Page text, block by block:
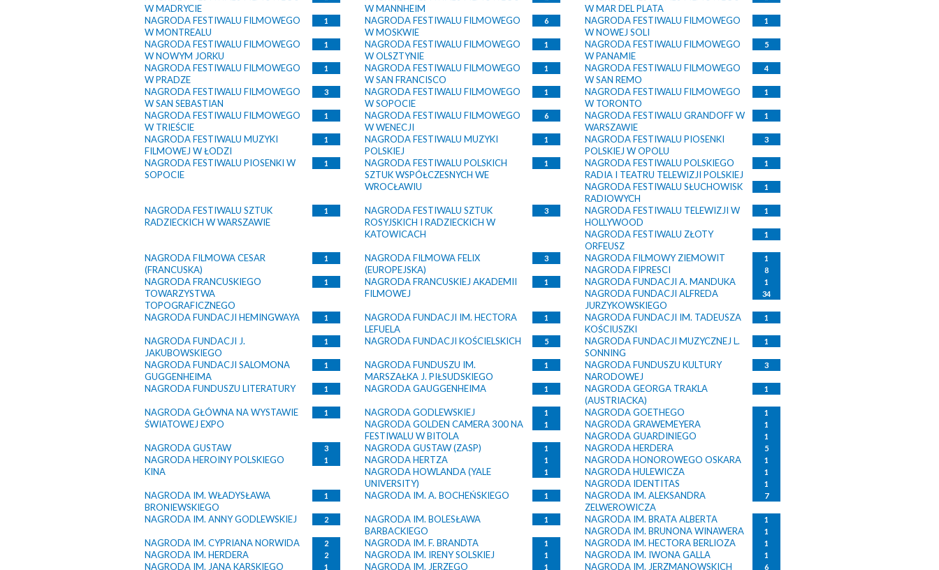
W MADRYCIE
W MANNHEIM
W MAR DEL PLATA
NAGRODA FESTIWALU FILMOWEGO
W MONTREALU
1
NAGRODA FESTIWALU FILMOWEGO
W MOSKWIE
6
NAGRODA FESTIWALU FILMOWEGO
W NOWEJ SOLI
1
NAGRODA FESTIWALU FILMOWEGO
W NOWYM JORKU
1
NAGRODA FESTIWALU FILMOWEGO
W OLSZTYNIE
1
NAGRODA FESTIWALU FILMOWEGO
W PANAMIE
5
NAGRODA FESTIWALU FILMOWEGO
W PRADZE
1
NAGRODA FESTIWALU FILMOWEGO
W SAN FRANCISCO
1
NAGRODA FESTIWALU FILMOWEGO
W SAN REMO
4
NAGRODA FESTIWALU FILMOWEGO
W SAN SEBASTIAN
3
NAGRODA FESTIWALU FILMOWEGO
W SOPOCIE
1
NAGRODA FESTIWALU FILMOWEGO
W TORONTO
1
NAGRODA FESTIWALU FILMOWEGO
W TRIEŚCIE
1
NAGRODA FESTIWALU FILMOWEGO
W WENECJI
6
NAGRODA FESTIWALU GRANDOFF W
WARSZAWIE
1
NAGRODA FESTIWALU MUZYKI
FILMOWEJ W ŁODZI
1
NAGRODA FESTIWALU MUZYKI
POLSKIEJ
1
NAGRODA FESTIWALU PIOSENKI
POLSKIEJ W OPOLU
3
NAGRODA FESTIWALU PIOSENKI W
SOPOCIE
1
NAGRODA FESTIWALU POLSKICH
SZTUK WSPÓŁCZESNYCH WE
WROCŁAWIU
1
NAGRODA FESTIWALU POLSKIEGO
RADIA I TEATRU TELEWIZJI POLSKIEJ
1
NAGRODA FESTIWALU SŁUCHOWISK
RADIOWYCH
1
NAGRODA FESTIWALU SZTUK
RADZIECKICH W WARSZAWIE
1
NAGRODA FESTIWALU SZTUK
ROSYJSKICH I RADZIECKICH W
KATOWICACH
3
NAGRODA FESTIWALU TELEWIZJI W
HOLLYWOOD
1
NAGRODA FESTIWALU ZŁOTY
ORFEUSZ
1
NAGRODA FILMOWA CESAR
(FRANCUSKA)
1
NAGRODA FILMOWA FELIX
(EUROPEJSKA)
3 NAGRODA FILMOWY ZIEMOWIT 1
NAGRODA FIPRESCI 8
NAGRODA FRANCUSKIEGO
TOWARZYSTWA
TOPOGRAFICZNEGO
1
NAGRODA FRANCUSKIEJ AKADEMII
FILMOWEJ
1 NAGRODA FUNDACJI A. MANDUKA 1
NAGRODA FUNDACJI ALFREDA
JURZYKOWSKIEGO
34
NAGRODA FUNDACJI HEMINGWAYA 1
NAGRODA FUNDACJI IM. HECTORA
LEFUELA
1
NAGRODA FUNDACJI IM. TADEUSZA
KOŚCIUSZKI
1
NAGRODA FUNDACJI J.
JAKUBOWSKIEGO
1 NAGRODA FUNDACJI KOŚCIELSKICH 5
NAGRODA FUNDACJI MUZYCZNEJ L.
SONNING
1
NAGRODA FUNDACJI SALOMONA
GUGGENHEIMA
1
NAGRODA FUNDUSZU IM.
MARSZAŁKA J. PIŁSUDSKIEGO
1
NAGRODA FUNDUSZU KULTURY
NARODOWEJ
3
NAGRODA FUNDUSZU LITERATURY 1 NAGRODA GAUGGENHEIMA 1
NAGRODA GEORGA TRAKLA
(AUSTRIACKA)
1
NAGRODA GŁÓWNA NA WYSTAWIE
ŚWIATOWEJ EXPO
1 NAGRODA GODLEWSKIEJ 1 NAGRODA GOETHEGO 1
NAGRODA GOLDEN CAMERA 300 NA
FESTIWALU W BITOLA
1 NAGRODA GRAWEMEYERA 1
NAGRODA GUARDINIEGO 1
NAGRODA GUSTAW 3 NAGRODA GUSTAW (ZASP) 1 NAGRODA HERDERA 5
NAGRODA HEROINY POLSKIEGO
KINA
1 NAGRODA HERTZA 1 NAGRODA HONOROWEGO OSKARA 1
NAGRODA HOWLANDA (YALE
UNIVERSITY)
1 NAGRODA HULEWICZA 1
NAGRODA IDENTITAS 1
NAGRODA IM. WŁADYSŁAWA
BRONIEWSKIEGO
1 NAGRODA IM. A. BOCHEŃSKIEGO 1
NAGRODA IM. ALEKSANDRA
ZELWEROWICZA
7
NAGRODA IM. ANNY GODLEWSKIEJ 2
NAGRODA IM. BOLESŁAWA
BARBACKIEGO
1 NAGRODA IM. BRATA ALBERTA 1
NAGRODA IM. BRUNONA WINAWERA 1
NAGRODA IM. CYPRIANA NORWIDA 2 NAGRODA IM. F. BRANDTA 1 NAGRODA IM. HECTORA BERLIOZA 1
NAGRODA IM. HERDERA 2 NAGRODA IM. IRENY SOLSKIEJ 1 NAGRODA IM. IWONA GALLA 1
NAGRODA IM. JANA KARSKIEGO 1
NAGRODA IM. JERZEGO
1 NAGRODA IM. JERZMANOWSKICH 6